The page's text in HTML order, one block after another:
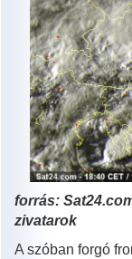
forrás:
zivatarok
A szóban forgó